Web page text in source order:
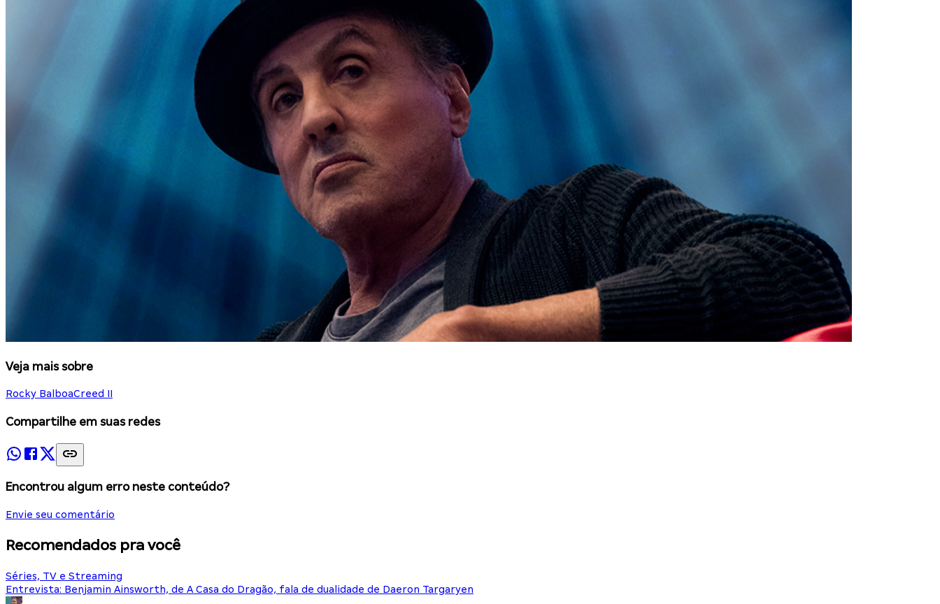
Veja mais sobre
Rocky BalboaCreed II
Compartilhe em suas redes
Encontrou algum erro neste conteúdo?
Envie seu comentário
Recomendados pra você
Séries, TV e Streaming
Entrevista: Benjamin Ainsworth, de A Casa do Dragão, fala de dualidade de Daeron Targaryen